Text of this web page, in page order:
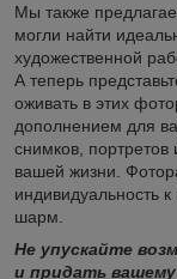
Мы также
могли найти
художественной
А теперь
оживать в этих
дополнением для
снимков,
вашей жизни.
индивидуальность
шарм.
Не упускайте
и придать